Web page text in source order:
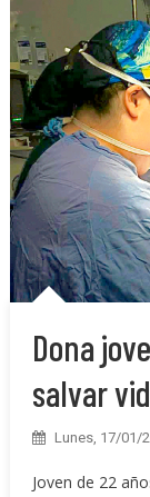
Dona
salvar
Lunes, 17/01/
Joven de 22